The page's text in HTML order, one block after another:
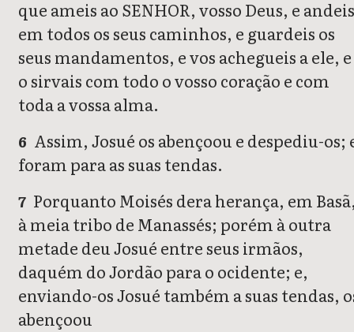
que ameis ao SENHOR, vosso Deus, e andeis
em todos os seus caminhos, e guardeis os
seus mandamentos, e vos achegueis a ele, e
o sirvais com todo o vosso coração e com
toda a vossa alma.
6 Assim, Josué os abençoou e despediu-os;
foram para as suas tendas.
7 Porquanto Moisés dera herança, em
à meia tribo de Manassés; porém à outra
metade deu Josué entre seus irmãos,
daquém do Jordão para o ocidente; e,
enviando-os Josué também a suas tendas,
abençoou